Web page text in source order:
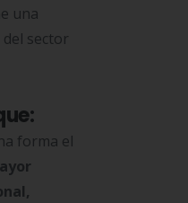
una
sector
forma el